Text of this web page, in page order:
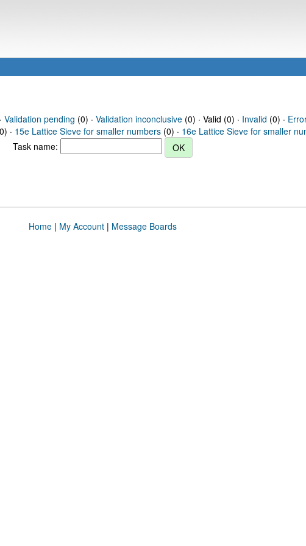
Validation pending (0) · Validation inconclusive(0) · Valid (0) · Invalid (0) ·
· 15e Lattice Sieve for smaller numbers (0) · 16e Lattice Sieve for smaller
Task name:
Home| My Account| Message Boards